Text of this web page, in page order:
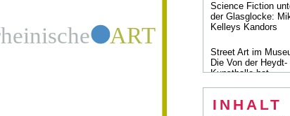
Science Fiction
der Glasglocke:
Kelleys Kandors
Street Art im
Die Von der Heydt-
Kunsthalle hat
INHALT